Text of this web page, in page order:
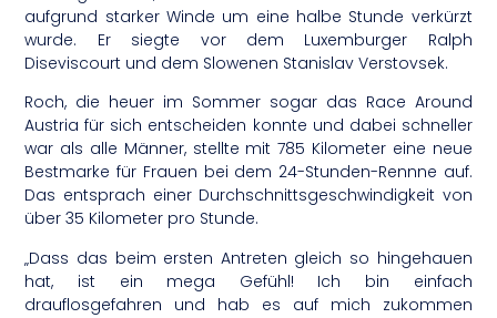
aufgrund starker Winde um eine halbe Stunde verkürzt
wurde. Er siegte vor dem Luxemburger Ralph
Diseviscourt und dem Slowenen Stanislav Verstovsek.
Roch, die heuer im Sommer sogar das Race Around
Austria für sich entscheiden konnte und dabei schneller
war als alle Männer, stellte mit 785 Kilometer eine neue
Bestmarke für Frauen bei dem 24-Stunden-Rennne auf.
Das entsprach einer Durchschnittsgeschwindigkeit von
über 35 Kilometer pro Stunde.
„Dass das beim ersten Antreten gleich so hingehauen
hat, ist ein mega Gefühl! Ich bin einfach
drauflosgefahren und hab es auf mich zukommen